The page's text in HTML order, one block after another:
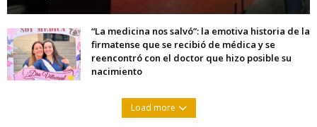
“La medicina nos salvó”: la emotiva historia de la
firmatense que se recibió de médica y se
reencontró con el doctor que hizo posible su
nacimiento
Load more